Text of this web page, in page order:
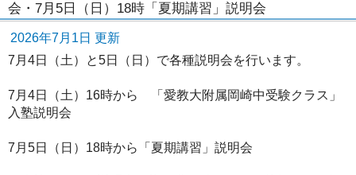
会・7月5日（日）18時「夏期講習」説明会
2026年7月1日 更新
7月4日（土）と5日（日）で各種説明会を行います。
7月4日（土）16時から 「愛教大附属岡崎中受験クラス」
入塾説明会
7月5日（日）18時から「夏期講習」説明会